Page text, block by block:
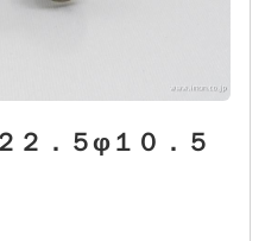
２．５φ１０．５